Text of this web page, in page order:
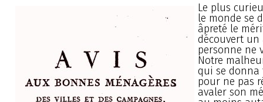
Le plus
le monde se
âpreté le
découvert
personne ne
Notre
qui se
pour ne pas
avaler son